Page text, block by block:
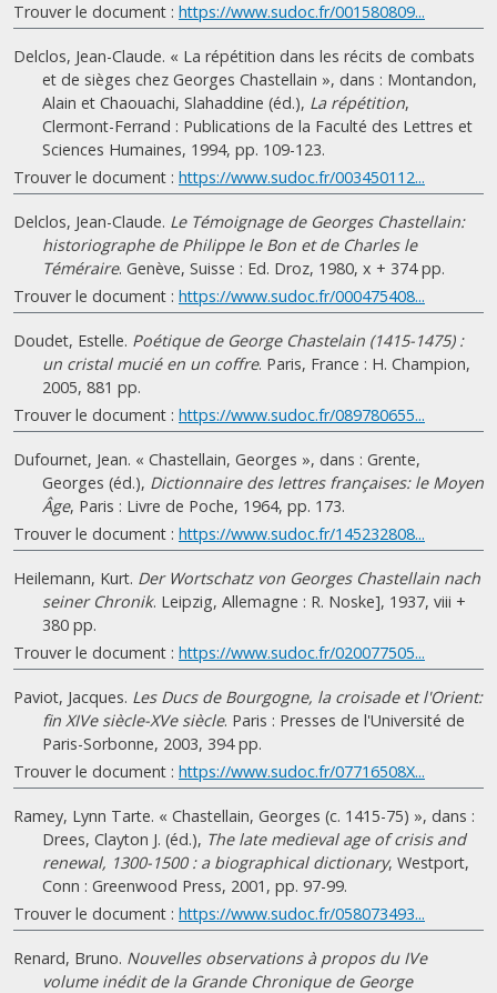
Trouver le document : https://www.sudoc.fr/001580809...
Delclos, Jean-Claude. « La répétition dans les récits de combats
et de sièges chez Georges Chastellain », dans : Montandon,
Alain et Chaouachi, Slahaddine (éd.), La répétition,
Clermont-Ferrand : Publications de la Faculté des Lettres et
Sciences Humaines, 1994, pp. 109-123.
Trouver le document : https://www.sudoc.fr/003450112...
Delclos, Jean-Claude. Le Témoignage de Georges Chastellain:
historiographe de Philippe le Bon et de Charles le
Téméraire. Genève, Suisse : Ed. Droz, 1980, x + 374 pp.
Trouver le document : https://www.sudoc.fr/000475408...
Doudet, Estelle. Poétique de George Chastelain (1415-1475) :
un cristal mucié en un coffre. Paris, France : H. Champion,
2005, 881 pp.
Trouver le document : https://www.sudoc.fr/089780655...
Dufournet, Jean. « Chastellain, Georges », dans : Grente,
Georges (éd.), Dictionnaire des lettres françaises: le Moyen
Âge, Paris : Livre de Poche, 1964, pp. 173.
Trouver le document : https://www.sudoc.fr/145232808...
Heilemann, Kurt. Der Wortschatz von Georges Chastellain nach
seiner Chronik. Leipzig, Allemagne : R. Noske], 1937, viii +
380 pp.
Trouver le document : https://www.sudoc.fr/020077505...
Paviot, Jacques. Les Ducs de Bourgogne, la croisade et l'Orient:
fin XIVe siècle-XVe siècle. Paris : Presses de l'Université de
Paris-Sorbonne, 2003, 394 pp.
Trouver le document : https://www.sudoc.fr/07716508X...
Ramey, Lynn Tarte. « Chastellain, Georges (c. 1415-75) », dans :
Drees, Clayton J. (éd.), The late medieval age of crisis and
renewal, 1300-1500 : a biographical dictionary, Westport,
Conn : Greenwood Press, 2001, pp. 97-99.
Trouver le document : https://www.sudoc.fr/058073493...
Renard, Bruno. Nouvelles observations à propos du IVe
volume inédit de la Grande Chronique de George